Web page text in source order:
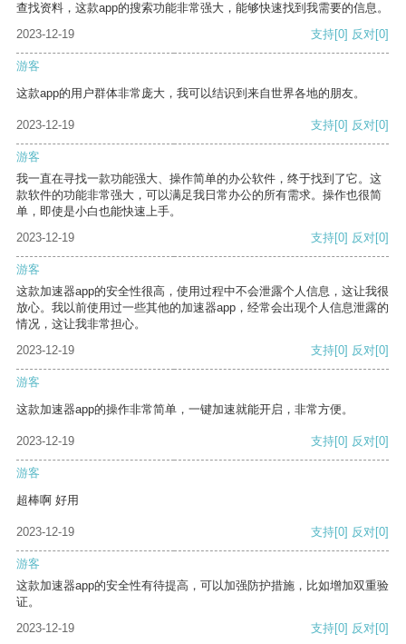
查找资料，这款app的搜索功能非常强大，能够快速找到我需要的信息。
2023-12-19
支持[0] 反对[0]
游客
这款app的用户群体非常庞大，我可以结识到来自世界各地的朋友。
2023-12-19 支持[0] 反对[0]
游客
我一直在寻找一款功能强大、操作简单的办公软件，终于找到了它。这
款软件的功能非常强大，可以满足我日常办公的所有需求。操作也很简
单，即使是小白也能快速上手。
2023-12-19
支持[0] 反对[0]
游客
这款加速器app的安全性很高，使用过程中不会泄露个人信息，这让我很
放心。我以前使用过一些其他的加速器app，经常会出现个人信息泄露的
情况，这让我非常担心。
2023-12-19
支持[0] 反对[0]
游客
这款加速器app的操作非常简单，一键加速就能开启，非常方便。
2023-12-19 支持[0] 反对[0]
游客
超棒啊 好用
2023-12-19 支持[0] 反对[0]
游客
这款加速器app的安全性有待提高，可以加强防护措施，比如增加双重验
证。
2023-12-19
支持[0] 反对[0]